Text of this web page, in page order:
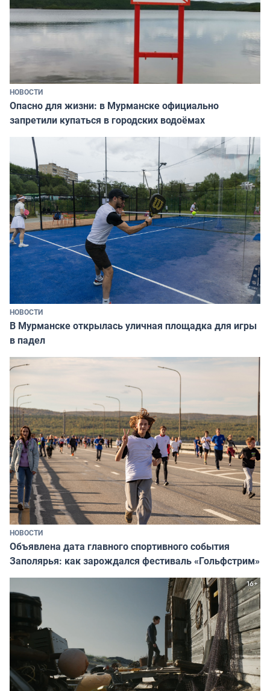
НОВОСТИ
Опасно для жизни: в Мурманске официально
запретили купаться в городских водоёмах
НОВОСТИ
В Мурманске открылась уличная площадка для игры
в падел
НОВОСТИ
Объявлена дата главного спортивного события
Заполярья: как зарождался фестиваль «Гольфстрим»